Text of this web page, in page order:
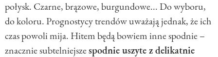
połysk. Czarne, brązowe, burgundowe... Do wyboru,
do koloru. Prognostycy trendów uważają jednak, że ich
czas powoli mija. Hitem będą bowiem inne spodnie –
znacznie subtelniejszespodnie uszyte z delikatnie